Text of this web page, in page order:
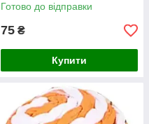
Готово до відправки
75 ₴
Купити